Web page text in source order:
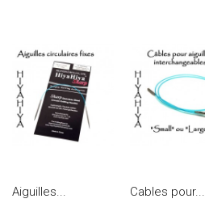
Aiguilles... Cables pour...